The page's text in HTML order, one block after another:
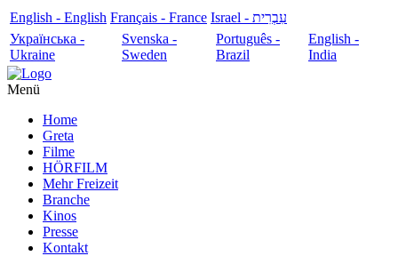
English - English Français - France
עִבְרִית - Israel
Українська -
Ukraine
Svenska -
Sweden
Português -
Brazil
English -
India
Menü
Home
Greta
Filme
HÖRFILM
Mehr Freizeit
Branche
Kinos
Presse
Kontakt